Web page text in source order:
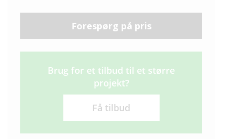
Forespørg på pris
Brug for et tilbud til et større
projekt?
Få tilbud